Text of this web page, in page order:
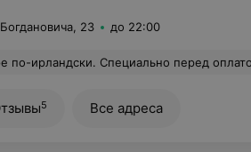
23 до 22:00
перед оплатой уточнил, готовят ли его по классическому рецепту, сказали что"да, по классическому". В итоге вместо
5 Все адреса